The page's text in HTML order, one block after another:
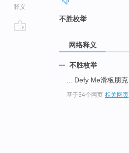
释义
不胜枚举
网络释义
不胜枚举
... Defy Me滑板朋克
基于34个网页-相关网页